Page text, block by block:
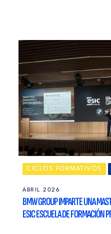
CICLOS FORMATIVOS
ABRIL 2026
BMW GROUP IMPARTE UNA
ESIC ESCUELA DE FORMACIÓN